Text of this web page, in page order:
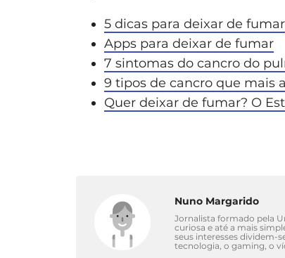
5 dicas para deixar de fumar
Apps para deixar de fumar
7 sintomas do cancro do
9 tipos de cancro que mais
Quer deixar de fumar? O
Nuno Margarido
Jornalista formado pela
curiosa e até a mais
seus interesses dividem-
tecnologia, o gaming, o